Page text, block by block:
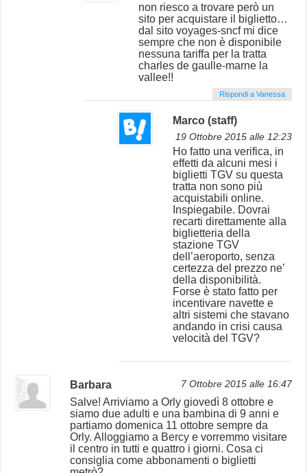
non riesco a trovare però un
sito per acquistare il biglietto…
dal sito voyages-sncf mi dice
sempre che non è disponibile
nessuna tariffa per la tratta
charles de gaulle-marne la
vallee!!
Rispondi a Vanessa
Marco (staff)
19 Ottobre 2015 alle 12:23
Ho fatto una verifica, in
effetti da alcuni mesi i
biglietti TGV su questa
tratta non sono più
acquistabili online.
Inspiegabile. Dovrai
recarti direttamente alla
biglietteria della
stazione TGV
dell’aeroporto, senza
certezza del prezzo ne’
della disponibilità.
Forse è stato fatto per
incentivare navette e
altri sistemi che stavano
andando in crisi causa
velocità del TGV?
Barbara 7 Ottobre 2015 alle 16:47
Salve! Arriviamo a Orly giovedì 8 ottobre e
siamo due adulti e una bambina di 9 anni e
partiamo domenica 11 ottobre sempre da
Orly. Alloggiamo a Bercy e vorremmo visitare
il centro in tutti e quattro i giorni. Cosa ci
consiglia come abbonamenti o biglietti